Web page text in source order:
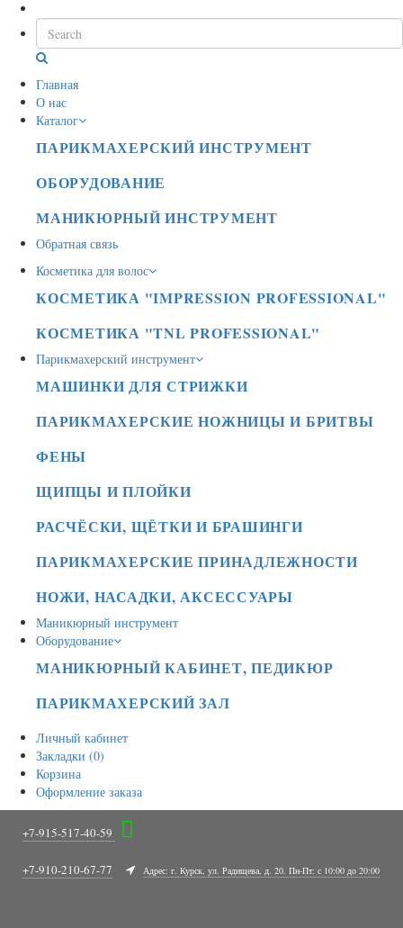
Главная
О нас
Каталог
ПАРИКМАХЕРСКИЙ ИНСТРУМЕНТ
ОБОРУДОВАНИЕ
МАНИКЮРНЫЙ ИНСТРУМЕНТ
Обратная связь
Косметика для волос
КОСМЕТИКА "IMPRESSION PROFESSIONAL"
КОСМЕТИКА "TNL PROFESSIONAL"
Парикмахерский инструмент
МАШИНКИ ДЛЯ СТРИЖКИ
ПАРИКМАХЕРСКИЕ НОЖНИЦЫ И БРИТВЫ
ФЕНЫ
ЩИПЦЫ И ПЛОЙКИ
РАСЧЁСКИ, ЩЁТКИ И БРАШИНГИ
ПАРИКМАХЕРСКИЕ ПРИНАДЛЕЖНОСТИ
НОЖИ, НАСАДКИ, АКСЕССУАРЫ
Маникюрный инструмент
Оборудование
МАНИКЮРНЫЙ КАБИНЕТ, ПЕДИКЮР
ПАРИКМАХЕРСКИЙ ЗАЛ
Личный кабинет
Закладки (0)
Корзина
Оформление заказа
+7-915-517-40-59
+7-910-210-67-77 Адрес: г. Курск, ул. Радищева, д. 20. Пн-Пт: с 10:00 до 20:00